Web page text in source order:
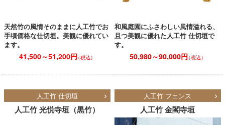
天然竹の風情そのままに人工竹でお
手頃価格な仕切垣。美観に優れてい
ます。
41,500～51,200円（税込）
和風庭園にふさわしい風情溢れる、
且つ美観に優れた人工竹 仕切垣で
す。
50,980～90,000円（税込）
人工竹 仕切垣
人工竹 光悦寺垣（黒竹）
人工竹 フェンス
人工竹 金閣寺垣